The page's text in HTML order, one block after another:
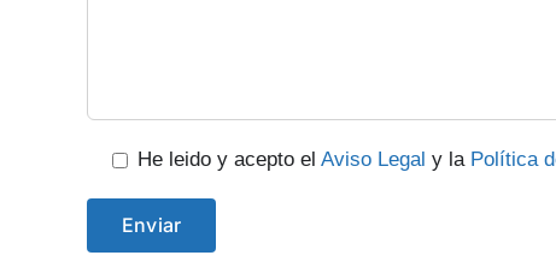
He leido y acepto el Aviso Legal y la Política